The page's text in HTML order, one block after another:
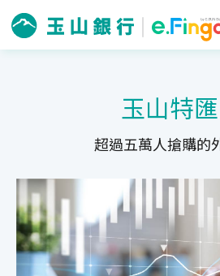
玉山特
超過五萬人搶購的